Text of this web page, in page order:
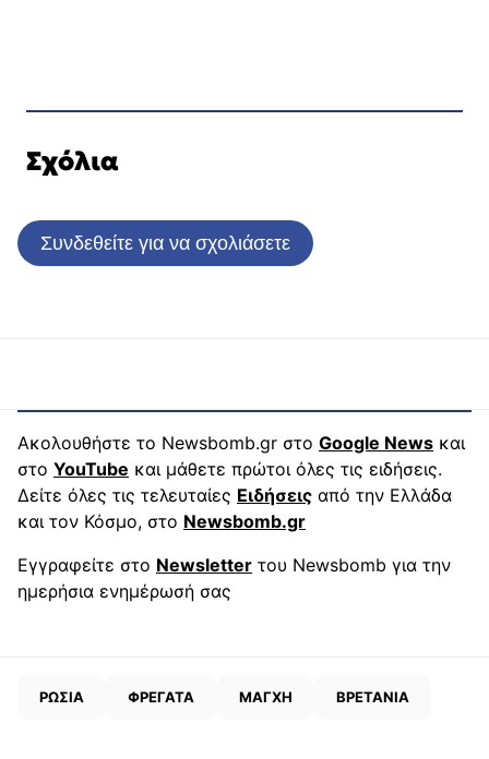
Σχόλια
Συνδεθείτε για να σχολιάσετε
Ακολουθήστε το Newsbomb.gr στο Google News και
στο YouTube και μάθετε πρώτοι όλες τις ειδήσεις.
Δείτε όλες τις τελευταίες Ειδήσεις από την Ελλάδα
και τον Κόσμο, στο Newsbomb.gr
Εγγραφείτε στο Newsletter του Newsbomb για την
ημερήσια ενημέρωσή σας
ΡΩΣΙΑ ΦΡΕΓΑΤΑ ΜΑΓΧΗ ΒΡΕΤΑΝΙΑ